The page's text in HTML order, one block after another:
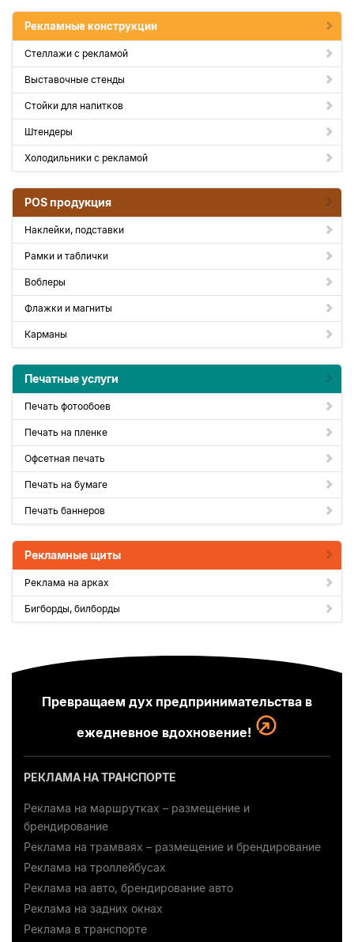
Рекламные конструкции
Стеллажи с рекламой
Выставочные стенды
Стойки для напитков
Штендеры
Холодильники с рекламой
POS продукция
Наклейки, подставки
Рамки и таблички
Воблеры
Флажки и магниты
Карманы
Печатные услуги
Печать фотообоев
Печать на пленке
Офсетная печать
Печать на бумаге
Печать баннеров
Рекламные щиты
Реклама на арках
Бигборды, билборды
Превращаем дух предпринимательства в
ежедневное вдохновение!
РЕКЛАМА НА ТРАНСПОРТЕ
Реклама на маршрутках – размещение и
брендирование
Реклама на трамваях – размещение и брендирование
Реклама на троллейбусах
Реклама на авто, брендирование авто
Реклама на задних окнах
Реклама в транспорте